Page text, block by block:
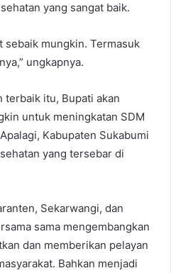
yang sangat baik.
sebaik mungkin. Termasuk
ungkapnya.
terbaik itu, Bupati akan
untuk meningkatan SDM
Kabupaten Sukabumi
yang tersebar di
Sekarwangi, dan
sama mengembangkan
dan memberikan pelayan
Bahkan menjadi